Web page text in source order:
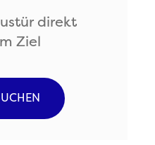
direkt
Ziel